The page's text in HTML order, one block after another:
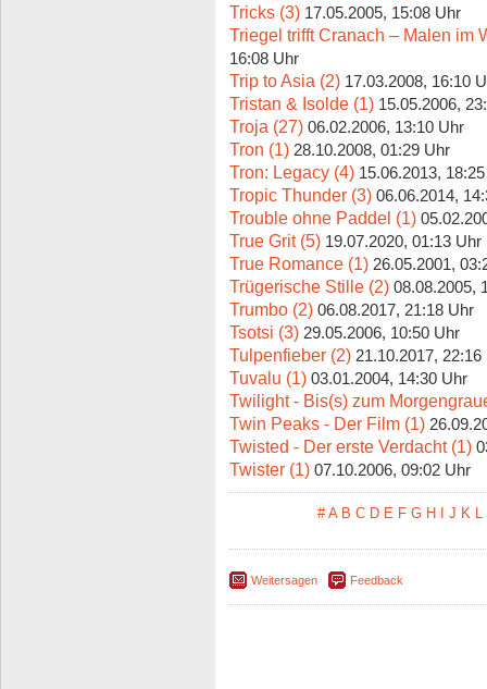
Tricks (3) 17.05.2005, 15:08 Uhr
Triegel trifft Cranach – Malen im
16:08 Uhr
Trip to Asia (2) 17.03.2008, 16:10
Tristan & Isolde (1) 15.05.2006,
Troja (27) 06.02.2006, 13:10 Uhr
Tron (1) 28.10.2008, 01:29 Uhr
Tron: Legacy (4) 15.06.2013,
Tropic Thunder (3) 06.06.2014,
Trouble ohne Paddel (1)
True Grit (5) 19.07.2020, 01:13 Uhr
True Romance (1) 26.05.2001,
Trügerische Stille (2) 08.08.2005,
Trumbo (2) 06.08.2017, 21:18 Uhr
Tsotsi (3) 29.05.2006, 10:50 Uhr
Tulpenfieber (2) 21.10.2017, 22:16
Tuvalu (1) 03.01.2004, 14:30 Uhr
Twilight - Bis(s) zum
Twin Peaks - Der Film (1)
Twisted - Der erste Verdacht (1)
Twister (1) 07.10.2006, 09:02 Uhr
# A B C D E F G H I J K L
Weitersagen Feedback